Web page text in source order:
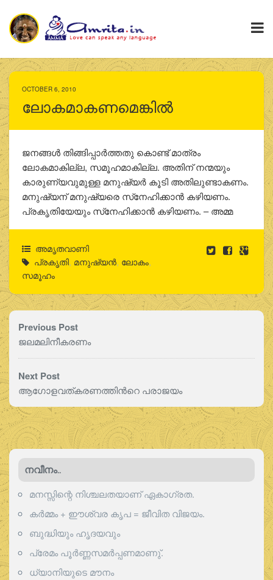
OCTOBER 6, 2010
ലോകമാകണമെങ്കില്‍
ജനങ്ങള്‍ തിങ്ങിപ്പാര്‍ത്തതു കൊണ്ട് മാത്രം
ലോകമാകില്ല, സമൂഹമാകില്ല. അതിന് നന്മയും
കാരുണ്യവുമുള്ള മനുഷ്യര്‍ കൂടി അതിലുണ്ടാകണം.
മനുഷ്യന് മനുഷ്യരെ സ്‌നേഹിക്കാന്‍ കഴിയണം.
പ്രകൃതിയേയും സ്‌നേഹിക്കാന്‍ കഴിയണം. – അമ്മ
അമൃതവാണി
പ്രകൃതി, മനുഷ്യന്‍, ലോകം,
സമൂഹം
Previous Post
ജലമലിനീകരണം
Next Post
ആഗോളവത്കരണത്തിന്‍റെ പരാജയം
നവീനം..
മനസ്സിന്റെ നിശ്ചലതയാണ് ഏകാഗ്രത.
കർമ്മം + ഈശ്വര കൃപ = ജീവിത വിജയം.
ബുദ്ധിയും ഹൃദയവും
പ്രേമം പൂര്‍ണ്ണസമര്‍പ്പണമാണു്.
ധ്യാനിയുടെ മൗനം